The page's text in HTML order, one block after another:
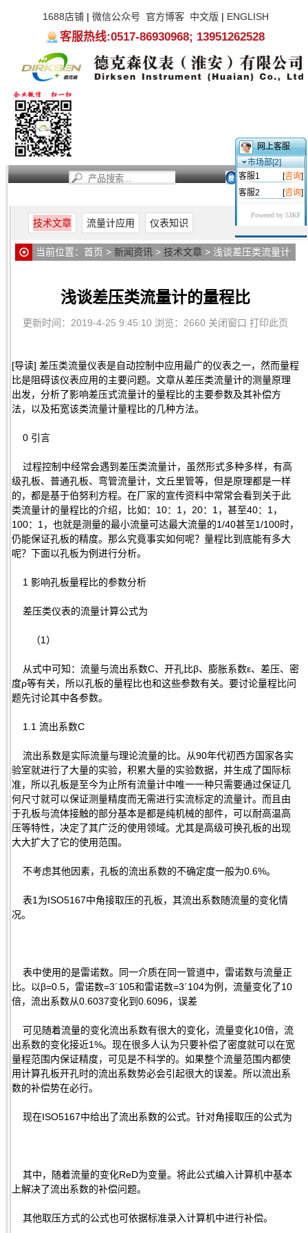
1688店铺| 微信公众号 官方博客 中文版 | ENGLISH
客服热线:0517-86930968; 13951262528
技术文章 流量计应用 仪表知识
当前位置： 首页 > 新闻资讯 > 技术文章 > 浅谈差压类流量计
浅谈差压类流量计的量程比
更新时间：2019-4-25 9:45:10 浏览：2660 关闭窗口 打印此页
[导读] 差压类流量仪表是自动控制中应用最广的仪表之一，然而量程
比是阻碍该仪表应用的主要问题。文章从差压类流量计的测量原理
出发，分析了影响差压式流量计的量程比的主要参数及其补偿方
法，以及拓宽该类流量计量程比的几种方法。
0 引言
过程控制中经常会遇到差压类流量计，虽然形式多种多样，有高
级孔板、普通孔板、弯管流量计，文丘里管等，但是原理都是一样
的，都是基于伯努利方程。在厂家的宣传资料中常常会看到关于此
类流量计的量程比的介绍，比如：10：1，20：1，甚至40：1，
100：1，也就是测量的最小流量可达最大流量的1/40甚至1/100时，
仍能保证孔板的精度。那么究竟事实如何呢？量程比到底能有多大
呢？下面以孔板为例进行分析。
1 影响孔板量程比的参数分析
差压类仪表的流量计算公式为
（1）
从式中可知：流量与流出系数C、开孔比β、膨胀系数ε、差压、密
度ρ等有关，所以孔板的量程比也和这些参数有关。要讨论量程比问
题先讨论其中各参数。
1.1 流出系数C
流出系数是实际流量与理论流量的比。从90年代初西方国家各实
验室就进行了大量的实验，积累大量的实验数据，并生成了国际标
准，所以孔板是至今为止所有流量计中唯一一种只需要通过保证几
何尺寸就可以保证测量精度而无需进行实流标定的流量计。而且由
于孔板与流体接触的部分基本是都是纯机械的部件，可以耐高温高
压等特性，决定了其广泛的使用领域。尤其是高级可换孔板的出现
大大扩大了它的使用范围。
不考虑其他因素，孔板的流出系数的不确定度一般为0.6%。
表1为ISO5167中角接取压的孔板，其流出系数随流量的变化情
况。
表中使用的是雷诺数。同一介质在同一管道中，雷诺数与流量正
比。以β=0.5，雷诺数=3´105和雷诺数=3´104为例，流量变化了10
倍，流出系数从0.6037变化到0.6096，误差
可见随着流量的变化流出系数有很大的变化，流量变化10倍，流
出系数的变化接近1%。现在很多人认为只要补偿了密度就可以在宽
量程范围内保证精度，可见是不科学的。如果整个流量范围内都使
用计算孔板开孔时的流出系数势必会引起很大的误差。所以流出系
数的补偿势在必行。
现在ISO5167中给出了流出系数的公式。针对角接取压的公式为
其中，随着流量的变化ReD为变量。将此公式编入计算机中基本
上解决了流出系数的补偿问题。
其他取压方式的公式也可依据标准录入计算机中进行补偿。
网上客服
市场部[2]
客服1
[咨询]
客服2
[咨询]
Powered by 53KF